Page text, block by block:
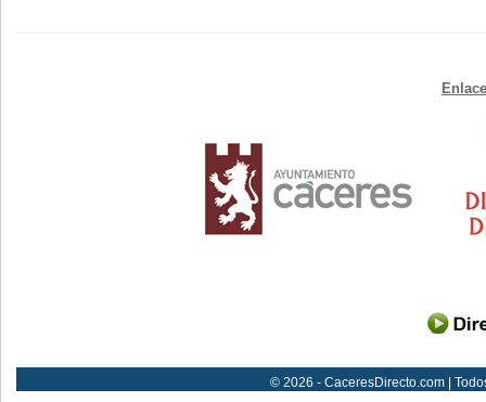
© 2026 - CaceresDirecto.com |